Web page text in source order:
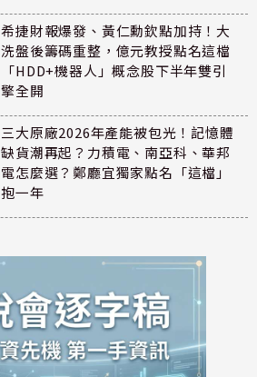
希捷財報爆發、黃仁勳欽點加持！大
洗盤後籌碼重整，億元教授點名這檔
「HDD+機器人」概念股下半年雙引
擎全開
三大原廠2026年產能被包光！記憶體
缺貨潮再起？力積電、南亞科、華邦
電怎麼選？鄭廳宜獨家點名「這檔」
抱一年